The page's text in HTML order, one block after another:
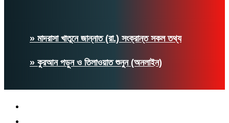
» মাদরাসা খাতুনে জান্নাত (রা.) সংক্রান্ত সকল তথ্য
» কুরআন পড়ুন ও তিলাওয়াত শুনুন (অনলাইন)